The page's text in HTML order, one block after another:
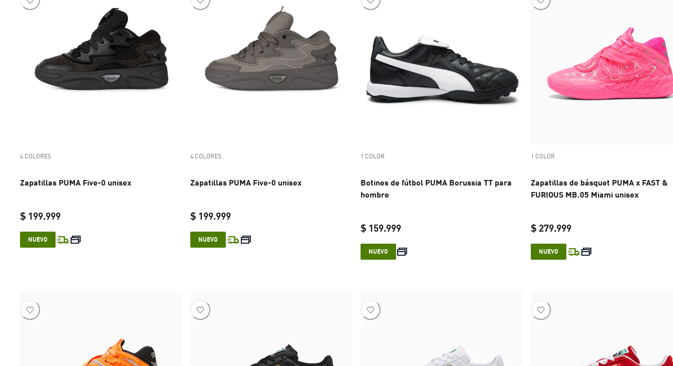
4 COLORES
Zapatillas PUMA Five-0 unisex
$ 199.999
current price $ 199.999
NUEVO
4 COLORES
Zapatillas PUMA Five-0 unisex
$ 199.999
current price $ 199.999
NUEVO
1 COLOR
Botines de fútbol PUMA Borussia TT para
hombre
$ 159.999
current price $ 159.999
NUEVO
1 COLOR
Zapatillas de básquet PUMA x FAST &
FURIOUS MB.05 Miami unisex
$ 279.999
current price $ 279.999
NUEVO